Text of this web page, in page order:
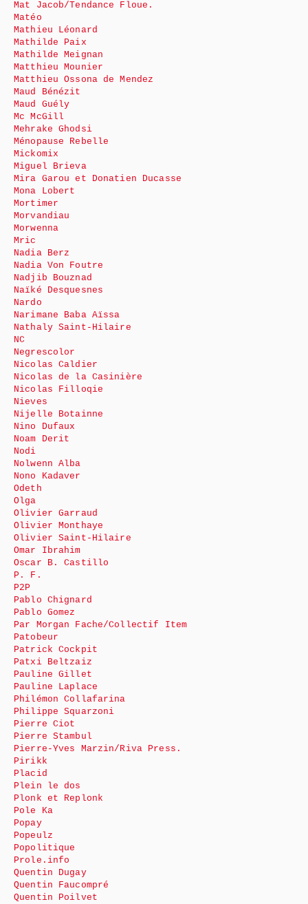
Mat Jacob/Tendance Floue.
Matéo
Mathieu Léonard
Mathilde Paix
Mathilde Meignan
Matthieu Mounier
Matthieu Ossona de Mendez
Maud Bénézit
Maud Guély
Mc McGill
Mehrake Ghodsi
Ménopause Rebelle
Mickomix
Miguel Brieva
Mira Garou et Donatien Ducasse
Mona Lobert
Mortimer
Morvandiau
Morwenna
Mric
Nadia Berz
Nadia Von Foutre
Nadjib Bouznad
Naïké Desquesnes
Nardo
Narimane Baba Aïssa
Nathaly Saint-Hilaire
NC
Negrescolor
Nicolas Caldier
Nicolas de la Casinière
Nicolas Filloqie
Nieves
Nijelle Botainne
Nino Dufaux
Noam Derit
Nodi
Nolwenn Alba
Nono Kadaver
Odeth
Olga
Olivier Garraud
Olivier Monthaye
Olivier Saint-Hilaire
Omar Ibrahim
Oscar B. Castillo
P. F.
P2P
Pablo Chignard
Pablo Gomez
Par Morgan Fache/Collectif Item
Patobeur
Patrick Cockpit
Patxi Beltzaiz
Pauline Gillet
Pauline Laplace
Philémon Collafarina
Philippe Squarzoni
Pierre Ciot
Pierre Stambul
Pierre-Yves Marzin/Riva Press.
Pirikk
Placid
Plein le dos
Plonk et Replonk
Pole Ka
Popay
Popeulz
Popolitique
Prole.info
Quentin Dugay
Quentin Faucompré
Quentin Poilvet